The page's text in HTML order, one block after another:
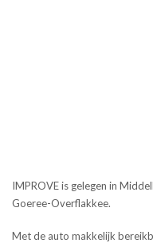
IMPROVE is gelegen in
Goeree-Overflakkee.
Met de auto makkelijk